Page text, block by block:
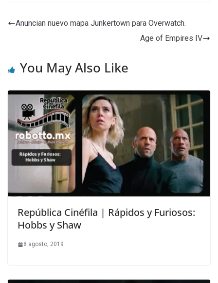
Anuncian nuevo mapa Junkertown para Overwatch.
Age of Empires IV
You May Also Like
República Cinéfila | Rápidos y Furiosos:
Hobbs y Shaw
8 agosto, 2019